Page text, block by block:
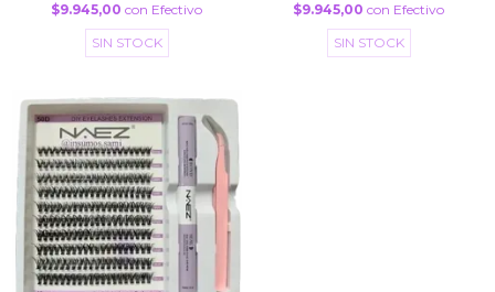
$9.945,00 con Efectivo
SIN STOCK
$9.945,00 con Efectivo
SIN STOCK